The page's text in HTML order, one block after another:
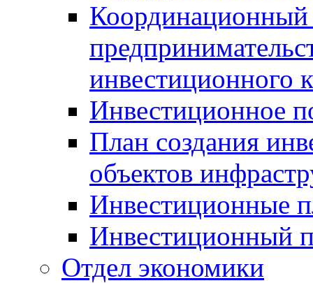
Координационный
инвестиционного
Инвестиционное
План создания
объектов
Инвестиционные
Инвестиционный
Отдел экономики